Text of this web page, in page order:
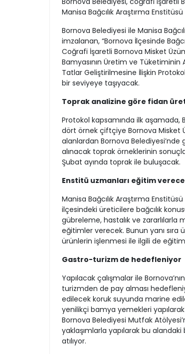
Manisa Bağcılık Araştırma
Bornova Belediyesi ile Manisa
imzalanan, “Bornova İlçesinde
Coğrafi İşaretli Bornova Misket
Bamyasının Üretim ve Tüketiminin
Tatlar Geliştirilmesine İlişkin
bir seviyeye taşıyacak.
Toprak analizine göre fidan
Protokol kapsamında ilk aşamada,
dört örnek çiftçiye Bornova Misket
alanlardan Bornova
alınacak toprak örneklerinin
Şubat ayında toprak ile buluşacak.
Enstitü uzmanları eğitim
Manisa Bağcılık Araştırma
ilçesindeki üreticilere bağcılık
gübreleme, hastalık ve zararlılarla
eğitimler verecek. Bunun yanı
ürünlerin işlenmesi ile ilgili de
Gastro-turizm de hedefleniyor
Yapılacak çalışmalar ile
turizmden de pay alması
edilecek koruk suyunda marine
yenilikçi bamya yemekleri
Bornova Belediyesi Mutfak
yaklaşımlarla yapılarak bu
atılıyor.